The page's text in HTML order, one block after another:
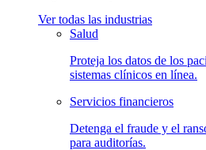
Ver todas las industrias
Salud
Proteja los datos de los
sistemas clínicos en línea.
Servicios financieros
Detenga el fraude y el
para auditorías.